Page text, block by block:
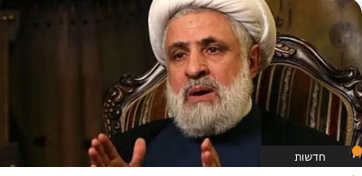
יענקי גולדן 0